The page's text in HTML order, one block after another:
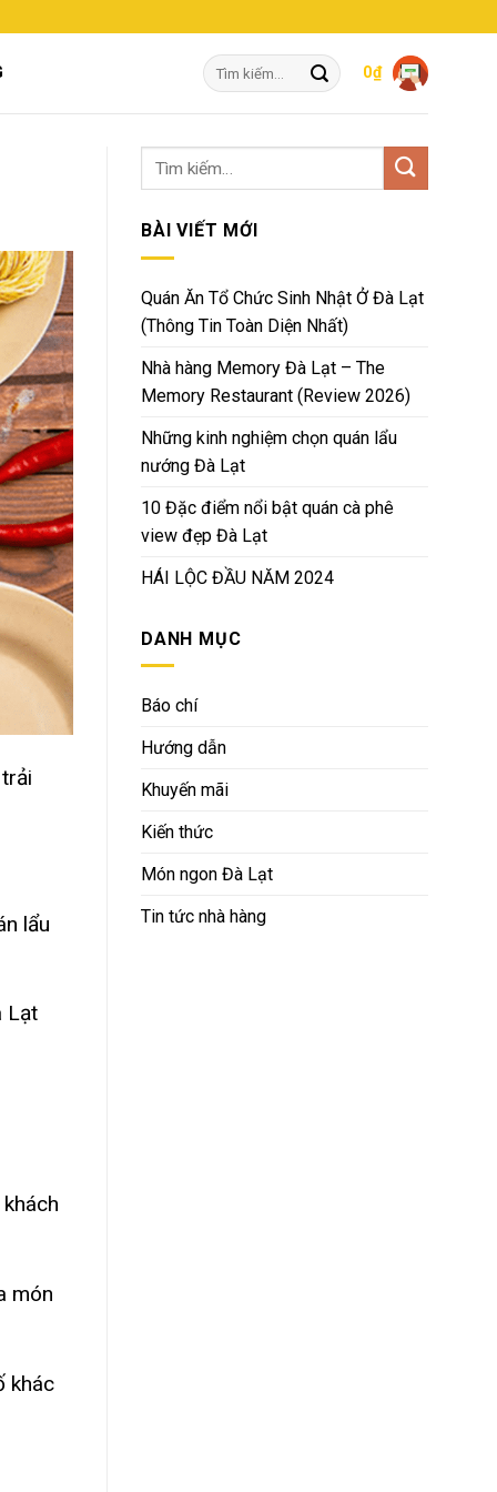
Tìm
kiếm:
0₫
lẩu
Lạt
món
khác
BÀI VIẾT MỚI
Quán Ăn Tổ Chức Sinh Nhật Ở Đà Lạt
(Thông Tin Toàn Diện Nhất)
Nhà hàng Memory Đà Lạt – The
Memory Restaurant (Review 2026)
Những kinh nghiệm chọn quán lẩu
nướng Đà Lạt
10 Đặc điểm nổi bật quán cà phê
view đẹp Đà Lạt
HÁI LỘC ĐẦU NĂM 2024
DANH MỤC
Báo chí
Hướng dẫn
Khuyến mãi
Kiến thức
Món ngon Đà Lạt
Tin tức nhà hàng